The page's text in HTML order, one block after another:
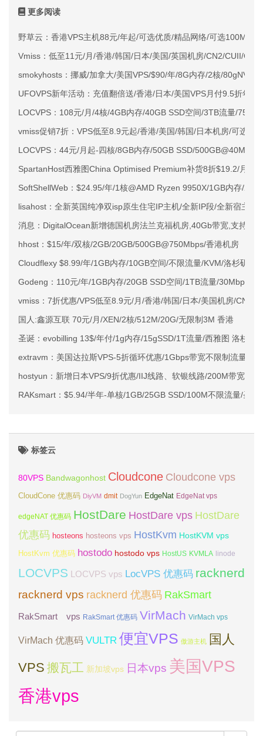
更多阅读
野草云：香港VPS主机88元/年起/可选优质/精品网络/可选100M不
Vmiss：低至11元/月/香港/韩国/日本/美国/英国机房/CN2/CUII/
smokyhosts：挪威/加拿大/美国VPS/$90/年/8G内存/2核/
UFOVPS新年活动：充值翻倍送/香港/日本/美国VPS月付9.5折年
LOCVPS：108元/月/4核/4GB内存/40GB SSD空间/3TB流量/
vmiss促销7折：VPS低至8.9元起/香港/美国/韩国/日本机房/可选
LOCVPS：44元/月起-四核/8GB内存/50GB SSD/
SpartanHost西雅图China Optimised Premium补货8折$19.2/月起
SoftShellWeb：$24.95/年/1核@AMD Ryzen 9950X/1GB内存/
lisahost：全新英国纯净双isp原生住宅IP主机/全新IP段/全新宿主机
消息：DigitalOcean新增德国机房法兰克福机房,40Gb带宽,支持IPv6
hhost：$15/年/双核/2GB/20GB/500GB@750Mbps/香港机房
Cloudflexy $8.99/年/1GB内存/10GB空间/不限流量/KVM/洛杉矶/西
Godeng：110元/年/1GB内存/20GB SSD空间/1TB流量/30Mbps/
vmiss：7折优惠/VPS低至8.9元/月/香港/韩国/日本/美国机房/CN2/
国人:鑫源互联 70元/月/XEN/2核/512M/20G/无限制3M 香港
圣诞：evobilling 13$/年付/1g内存/15gSSD/1T流量/西雅图 洛杉矶
extravm：美国达拉斯VPS-5折循环优惠/1Gbps带宽不限制流量/低
hostyun：新增日本VPS/9折优惠/IIJ线路、软银线路/200M带宽/低
RAKsmart：$5.94/半年-单核/1GB/25GB SSD/100M不限流量/圣何
标签云
80VPS Bandwagonhost Cloudcone Cloudcone vps
CloudCone 优惠码 DiyVM dmit DogYun EdgeNat EdgeNat vps
edgeNAT 优惠码 HostDare HostDare vps HostDare
优惠码 hosteons hosteons vps HostKvm HostKVM vps
HostKvm 优惠码 hostodo hostodo vps HostUS KVMLA linode
LOCVPS LOCVPS vps LocVPS 优惠码 racknerd
racknerd vps racknerd 优惠码 RakSmart
RakSmart vps RakSmart 优惠码 VirMach VirMach vps
VirMach 优惠码 VULTR 便宜VPS 傲游主机 国人
VPS 搬瓦工 新加坡vps 日本vps 美国VPS
香港vps